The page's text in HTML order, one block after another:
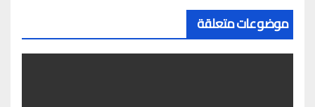
r
m
موضوعات متعلقة